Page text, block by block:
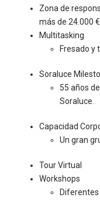
Zona de
más de 24.000
Multitasking
Fresado y
Soraluce
55 años
Soraluce.
Capacidad
Un gran
Tour Virtual
Workshops